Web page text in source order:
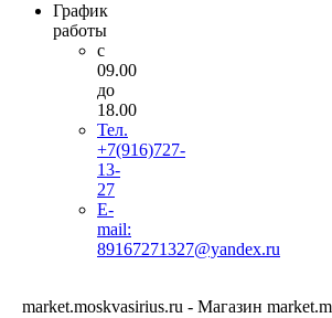
График
работы
с
09.00
до
18.00
Тел.
+7(916)727-
13-
27
E-
mail:
89167271327@yandex.ru
market.moskvasirius.ru - Магазин